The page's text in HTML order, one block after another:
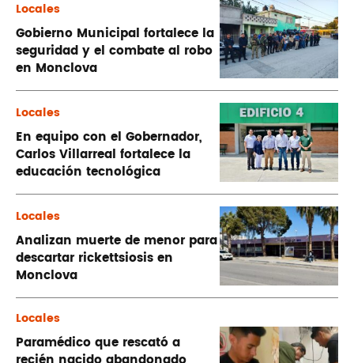
Locales
Gobierno Municipal fortalece la
seguridad y el combate al robo
en Monclova
Locales
En equipo con el Gobernador,
Carlos Villarreal fortalece la
educación tecnológica
Locales
Analizan muerte de menor para
descartar rickettsiosis en
Monclova
Locales
Paramédico que rescató a